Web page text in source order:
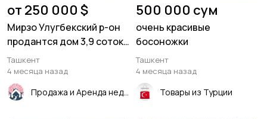
от 250 000 $
Мирзо Улугбекский р-он
продантся дом 3,9 соток.
Ул. Олтинтепа
Ташкент
4 месяца назад
500 000 сум
очень красивые
босоножки
Ташкент
4 месяца назад
Товары из Турции